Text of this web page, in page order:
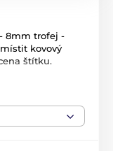
8mm trofej -
kovový
štítku.